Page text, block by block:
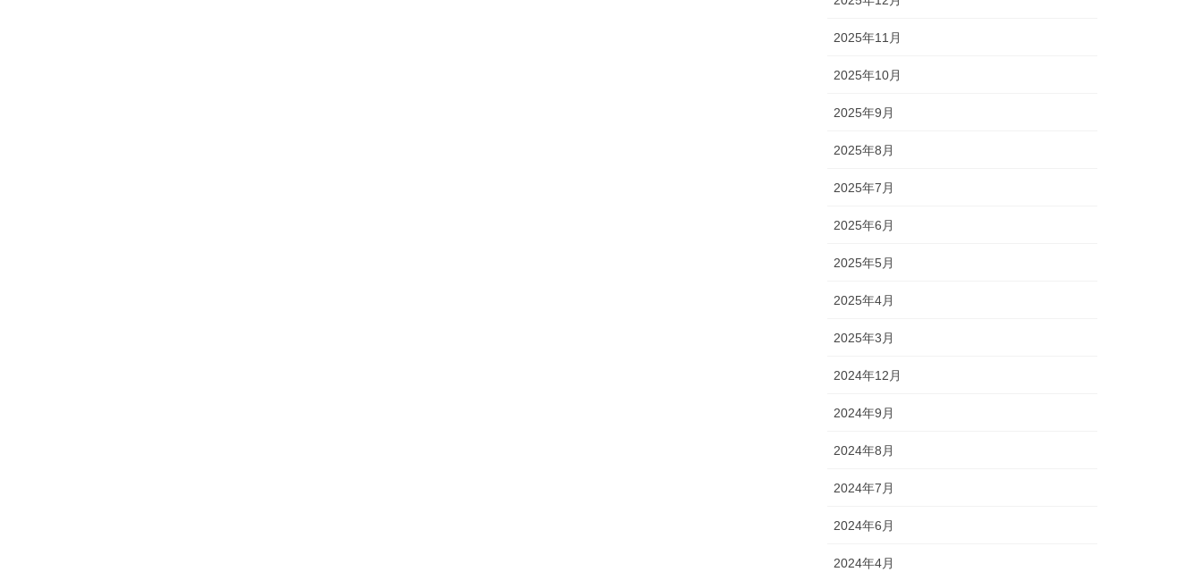
2025年11月
2025年10月
2025年9月
2025年8月
2025年7月
2025年6月
2025年5月
2025年4月
2025年3月
2024年12月
2024年9月
2024年8月
2024年7月
2024年6月
2024年4月